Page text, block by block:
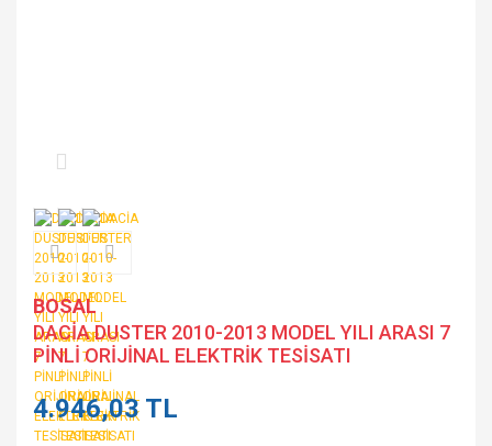
BOSAL
DACİA DUSTER 2010-2013 MODEL YILI ARASI 7
PİNLİ ORİJİNAL ELEKTRİK TESİSATI
4.946,03 TL